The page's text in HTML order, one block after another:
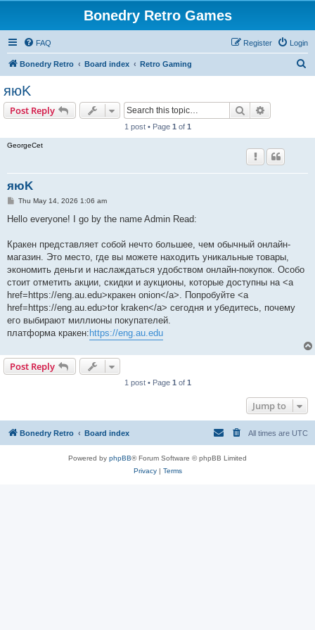
Bonedry Retro Games
FAQ Login
Register
Bonedry Retro Board index Retro Gaming
яюK
Post Reply Search
1 post • Page 1 of 1
GeorgeCet
яюK
P
s
Thu May 14, 2026 1:06 am
Hello everyone! I go by the name Admin Read:
Кракен представляет собой нечто большее, чем обычный онлайн-
магазин. Это место, где вы можете находить уникальные товары,
экономить деньги и наслаждаться удобством онлайн-покупок. Особо
стоит отметить акции, скидки и аукционы, которые доступны на <a
href=https://eng.au.edu>кракен onion</a>. Попробуйте <a
href=https://eng.au.edu>tor kraken</a> сегодня и убедитесь, почему
его выбирают миллионы покупателей.
платформа кракен: https://eng.au.edu
Post Reply
1 post • Page 1 of 1
Jump to
Bonedry Retro Board index All times are UTC
Powered by phpBB® Forum Software © phpBB Limited
Privacy| Terms